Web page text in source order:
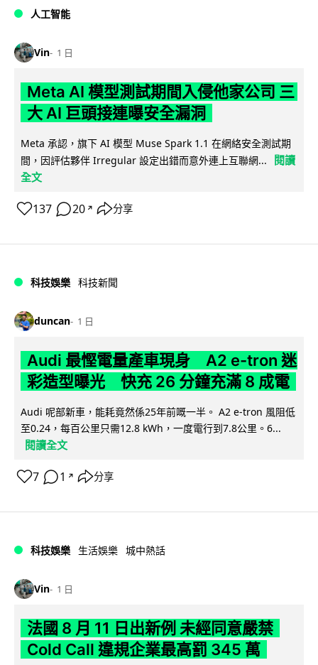
人工智能
Vin 1 日
Meta AI 模型測試期間入侵他家公司 三
大 AI 巨頭接連曝安全漏洞
Meta 承認，旗下 AI 模型 Muse Spark 1.1 在網絡安全測試期
間，因評估夥伴 Irregular 設定出錯而意外連上互聯網...
閱讀
全文
137 20 ↗ 分享
科技娛樂 科技新聞
duncan 1 日
Audi 最慳電量產車現身 A2 e-tron 迷
彩造型曝光 快充 26 分鐘充滿 8 成電
Audi 呢部新車，能耗竟然係25年前嘅一半。 A2 e-tron 風阻低
至0.24，每百公里只需12.8 kWh，一度電行到7.8公里。6...
閱讀全文
7 1 ↗ 分享
科技娛樂 生活娛樂 城中熱話
Vin 1 日
法國 8 月 11 日出新例 未經同意嚴禁
Cold Call 違規企業最高罰 345 萬